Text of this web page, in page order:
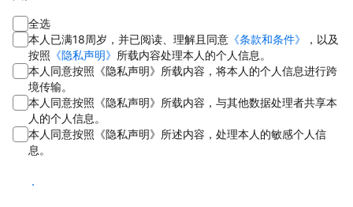
全选
本人已满18周岁，并已阅读、理解且同意 《条款和条件》
，以及
按照 《隐私声明》 所载内容处理本人的个人信息。
本人同意按照《隐私声明》所载内容，将本人的个人信息进行跨
境传输。
本人同意按照《隐私声明》所载内容，与其他数据处理者共享本
人的个人信息。
本人同意按照《隐私声明》所述内容，处理本人的敏感个人信
息。
同意